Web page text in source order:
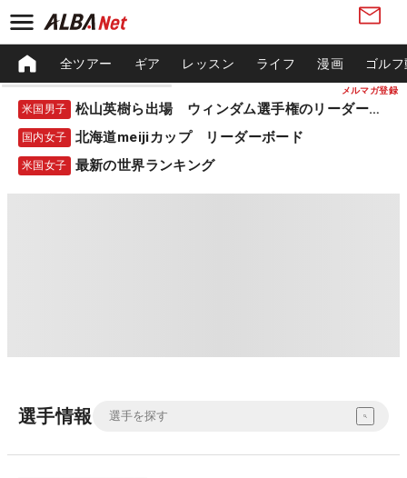
メルマガ登録
全ツアー ギア レッスン ライフ 漫画 ゴル
米国男子 松山英樹ら出場 ウィンダム選手権のリーダーボード
国内女子 北海道meijiカップ リーダーボード
米国女子 最新の世界ランキング
選手情報